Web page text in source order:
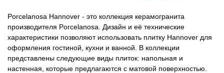
Porcelanosa Hannover - это коллекция керамогранита
производителя Porcelanosa. Дизайн и её технические
характеристики позволяют использовать плитку Hannover для
оформления гостиной, кухни и ванной. В коллекции
представлены следующие виды плиток: напольная и
настенная, которые предлагаются с матовой поверхностью.